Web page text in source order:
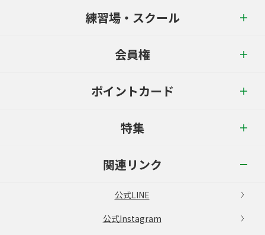
練習場・スクール
会員権
ポイントカード
特集
関連リンク
公式LINE
公式Instagram